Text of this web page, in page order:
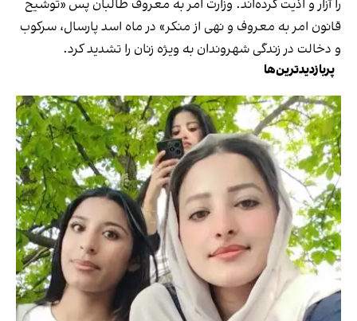
را آزار و اذیت کرده‌اند. وزارت امر به معروف طالبان پس «توشیح
قانون امر به معروف و نهی از منکر» در ماه اسد پارسال، سرکوب
و دخالت در زندگی شهروندان به ویژه زنان را تشدید کرد.
پربازدیدترین‌ها